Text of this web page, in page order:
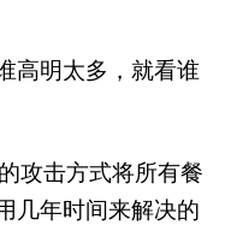
高明太多，就看谁
攻击方式将所有餐
几年时间来解决的